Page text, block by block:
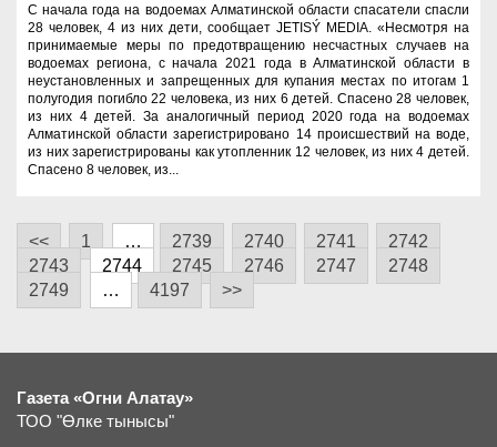
С начала года на водоемах Алматинской области спасатели спасли
28 человек, 4 из них дети, сообщает JETISÝ MEDIA. «Несмотря на
принимаемые меры по предотвращению несчастных случаев на
водоемах региона, с начала 2021 года в Алматинской области в
неустановленных и запрещенных для купания местах по итогам 1
полугодия погибло 22 человека, из них 6 детей. Спасено 28 человек,
из них 4 детей. За аналогичный период 2020 года на водоемах
Алматинской области зарегистрировано 14 происшествий на воде,
из них зарегистрированы как утопленник 12 человек, из них 4 детей.
Спасено 8 человек, из...
<< 1 … 2739 2740 2741
2742
2743
2744 2745 2746 2747
2748
2749
… 4197 >>
Газета «Огни Алатау»
ТОО "Өлке тынысы"